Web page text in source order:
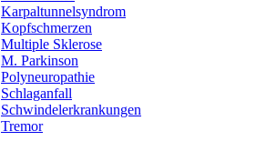
Karpaltunnelsyndrom
Kopfschmerzen
Multiple Sklerose
M. Parkinson
Polyneuropathie
Schlaganfall
Schwindelerkrankungen
Tremor